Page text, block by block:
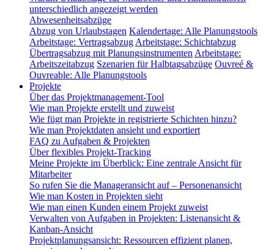
unterschiedlich angezeigt werden
Abwesenheitsabzüge
Abzug von Urlaubstagen Kalendertage: Alle Planungstools
Arbeitstage: Vertragsabzug Arbeitstage: Schichtabzug
Übertragsabzug mit Planungsinstrumenten Arbeitstage:
Arbeitszeitabzug Szenarien für Halbtagsabzüge Ouvreé &
Ouvreable: Alle Planungstools
Projekte
Über das Projektmanagement-Tool
Wie man Projekte erstellt und zuweist
Wie fügt man Projekte in registrierte Schichten hinzu?
Wie man Projektdaten ansieht und exportiert
FAQ zu Aufgaben & Projekten
Über flexibles Projekt-Tracking
Meine Projekte im Überblick: Eine zentrale Ansicht für
Mitarbeiter
So rufen Sie die Manageransicht auf – Personenansicht
Wie man Kosten in Projekten sieht
Wie man einen Kunden einem Projekt zuweist
Verwalten von Aufgaben in Projekten: Listenansicht &
Kanban-Ansicht
Projektplanungsansicht: Ressourcen effizient planen,